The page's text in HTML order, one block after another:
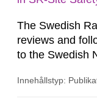
The Swedish
reviews and
to the Swedish
nuclear fuel and
Innehållstyp: